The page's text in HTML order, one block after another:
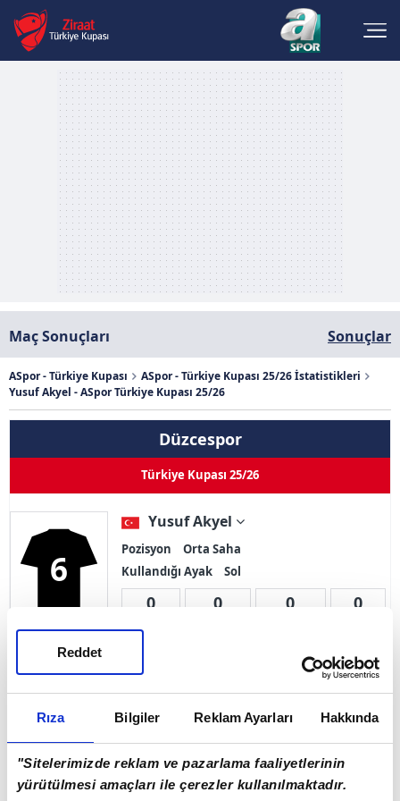
Rıza Bilgiler Reklam Ayarları Hakkında
"Sitelerimizde reklam ve pazarlama faaliyetlerinin
yürütülmesi amaçları ile çerezler kullanılmaktadır.
Reddet
Maç Sonuçları Sonuçlar
ASpor - Türkiye Kupası
ASpor - Türkiye Kupası 25/26 İstatistikleri
Yusuf Akyel - ASpor Türkiye Kupası 25/26
Düzcespor
Türkiye Kupası 25/26
6
Yusuf Akyel
Pozisyon
Orta Saha
Kullandığı Ayak
Sol
0
Goller
0 0 0
Sarı Kart 0 Çift Kart 0
Adı Soyadı Yusuf Akyel
Doğum Tarihi 04.05.1991
Ülke Türkiye